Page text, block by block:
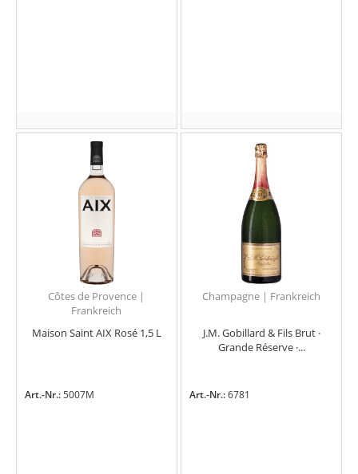
Côtes de Provence |
Frankreich
Maison Saint AIX Rosé 1,5 L
Art.-Nr.:5007M
Champagne | Frankreich
J.M. Gobillard & Fils Brut ·
Grande Réserve ·...
Art.-Nr.:6781